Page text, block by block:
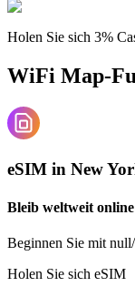
Holen Sie sich 3%
WiFi Map-
eSIM in New
Bleib weltweit online
Beginnen Sie mit
Holen Sie sich eSIM